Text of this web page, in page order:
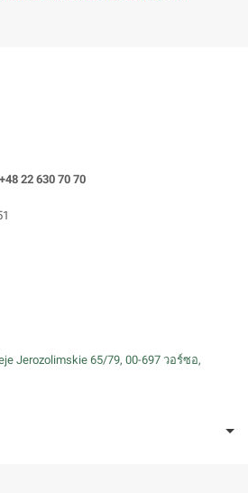
22 630 70 70
Jerozolimskie 65/79, 00-697 วอร์ซอ,